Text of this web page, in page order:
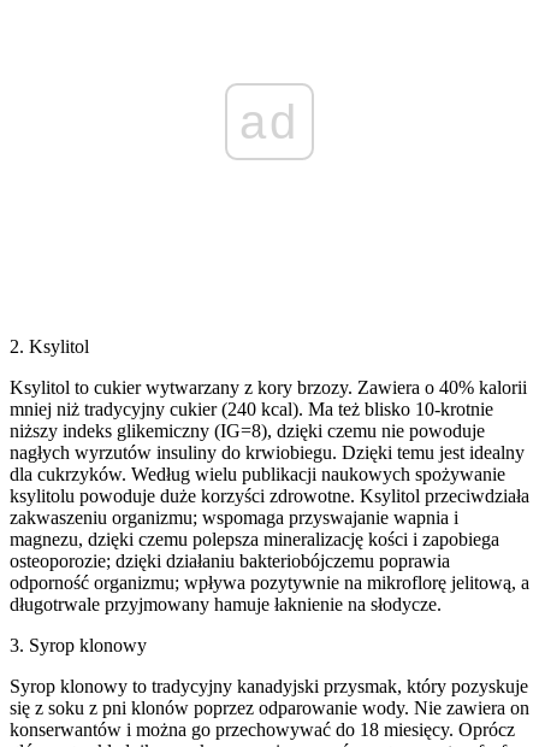
ad
2. Ksylitol
Ksylitol to cukier wytwarzany z kory brzozy. Zawiera o 40% kalorii
mniej niż tradycyjny cukier (240 kcal). Ma też blisko 10-krotnie
niższy indeks glikemiczny (IG=8), dzięki czemu nie powoduje
nagłych wyrzutów insuliny do krwiobiegu. Dzięki temu jest idealny
dla cukrzyków. Według wielu publikacji naukowych spożywanie
ksylitolu powoduje duże korzyści zdrowotne. Ksylitol przeciwdziała
zakwaszeniu organizmu; wspomaga przyswajanie wapnia i
magnezu, dzięki czemu polepsza mineralizację kości i zapobiega
osteoporozie; dzięki działaniu bakteriobójczemu poprawia
odporność organizmu; wpływa pozytywnie na mikroflorę jelitową, a
długotrwale przyjmowany hamuje łaknienie na słodycze.
3. Syrop klonowy
Syrop klonowy to tradycyjny kanadyjski przysmak, który pozyskuje
się z soku z pni klonów poprzez odparowanie wody. Nie zawiera on
konserwantów i można go przechowywać do 18 miesięcy. Oprócz